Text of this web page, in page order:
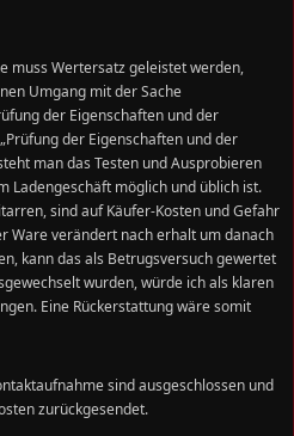
muss Wertersatz geleistet werden,
Umgang mit der Sache
der Eigenschaften und der
der Eigenschaften und der
man das Testen und Ausprobieren
Ladengeschäft möglich und üblich ist.
sind auf Käufer-Kosten und Gefahr
Ware verändert nach erhalt um danach
kann das als Betrugsversuch gewertet
wurden, würde ich als klaren
Eine Rückerstattung wäre somit
sind ausgeschlossen und
zurückgesendet.